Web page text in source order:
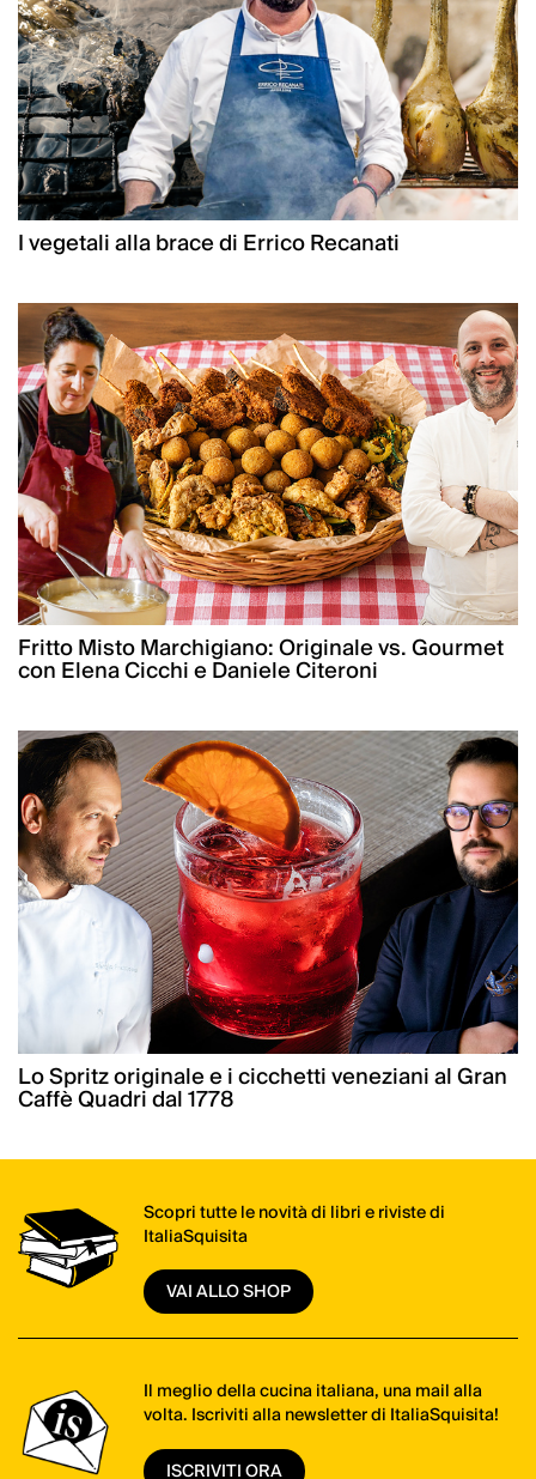
I vegetali alla brace di Errico Recanati
Fritto Misto Marchigiano: Originale vs. Gourmet
con Elena Cicchi e Daniele Citeroni
Lo Spritz originale e i cicchetti veneziani al Gran
Caffè Quadri dal 1778
Scopri tutte le novità di libri e riviste di
ItaliaSquisita
VAI ALLO SHOP
Il meglio della cucina italiana, una mail alla
volta. Iscriviti alla newsletter di ItaliaSquisita!
ISCRIVITI ORA